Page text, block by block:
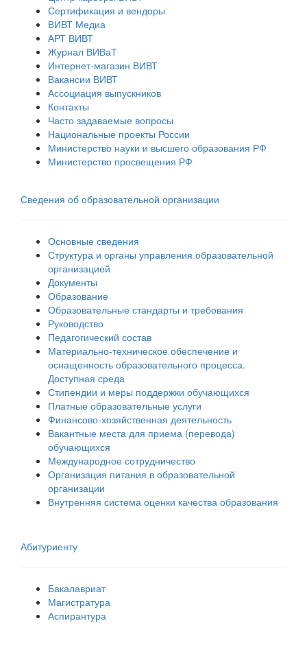
Сертификация и вендоры
ВИВТ Медиа
АРТ ВИВТ
Журнал ВИВаТ
Интернет-магазин ВИВТ
Вакансии ВИВТ
Ассоциация выпускников
Контакты
Часто задаваемые вопросы
Национальные проекты России
Министерство науки и высшего образования РФ
Министерство просвещения РФ
Сведения об образовательной организации
Основные сведения
Структура и органы управления образовательной
организацией
Документы
Образование
Образовательные стандарты и требования
Руководство
Педагогический состав
Материально-техническое обеспечение и
оснащенность образовательного процесса.
Доступная среда
Стипендии и меры поддержки обучающихся
Платные образовательные услуги
Финансово-хозяйственная деятельность
Вакантные места для приема (перевода)
обучающихся
Международное сотрудничество
Организация питания в образовательной
организации
Внутренняя система оценки качества образования
Абитуриенту
Бакалавриат
Магистратура
Аспирантура